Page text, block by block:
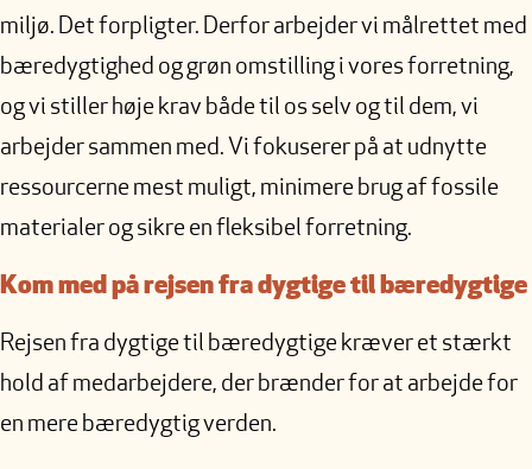
miljø. Det forpligter. Derfor arbejder vi målrettet med
bæredygtighed og grøn omstilling i vores forretning,
og vi stiller høje krav både til os selv og til dem, vi
arbejder sammen med. Vi fokuserer på at udnytte
ressourcerne mest muligt, minimere brug af fossile
materialer og sikre en fleksibel forretning.
Kom med på rejsen fra dygtige til bæredygtige
Rejsen fra dygtige til bæredygtige kræver et stærkt
hold af medarbejdere, der brænder for at arbejde for
en mere bæredygtig verden.